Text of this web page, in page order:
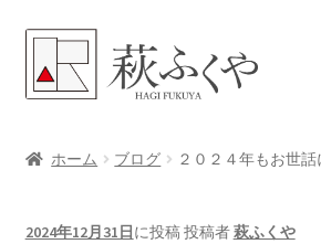
ナ
ビ
ゲ
シ
へ
コ
ン
テ
ツ
キ
ホーム ブログ ２０２４年もお世話
2024年12月31日に投稿投稿者萩ふくや